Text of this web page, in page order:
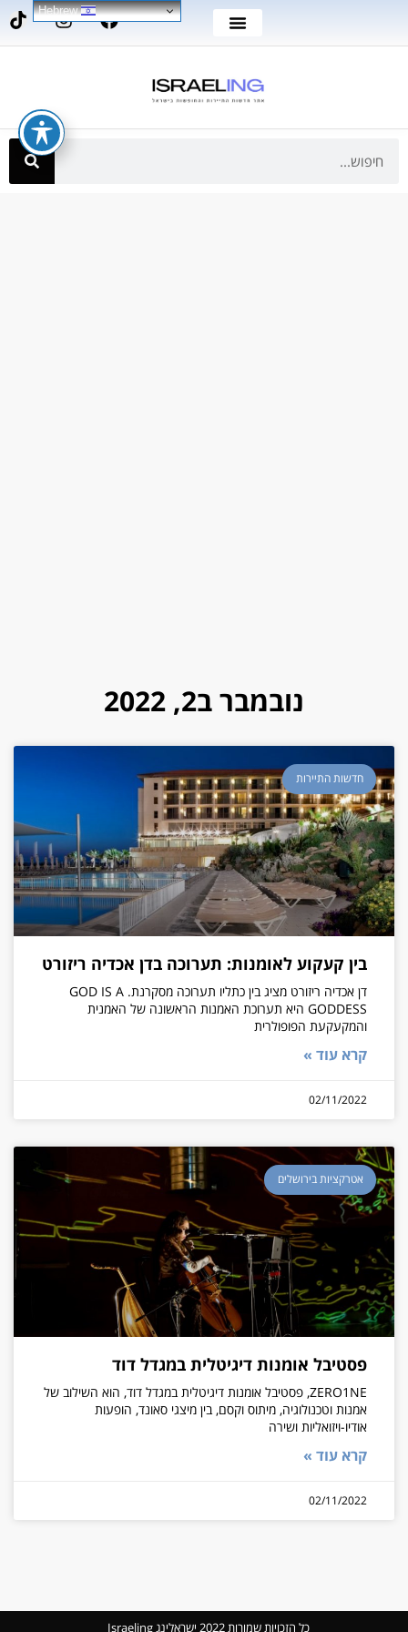
נובמבר ב2, 2022
חדשות התיירות
בין קעקוע לאומנות: תערוכה בדן אכדיה ריזורט
דן אכדיה ריזורט מציג בין כתליו תערוכה מסקרנת. GOD IS A
GODDESS היא תערוכת האמנות הראשונה של האמנית
והמקעקעת הפופולרית
קרא עוד »
02/11/2022
אטרקציות בירושלים
פסטיבל אומנות דיגיטלית במגדל דוד
ZERO1NE, פסטיבל אומנות דיגיטלית במגדל דוד, הוא השילוב של
אמנות וטכנולוגיה, מיתוס וקסם, בין מיצגי סאונד, הופעות
אודיו-ויזואליות ושירה
קרא עוד »
02/11/2022
כל הזכויות שמורות 2022 ישראלינג Israeling
Hebrew